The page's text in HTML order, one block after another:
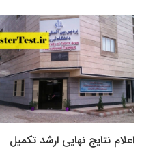
اعلام نتایج نهایی ارشد تکمیل